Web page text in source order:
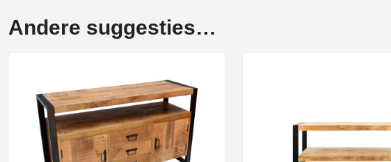
Andere suggesties…